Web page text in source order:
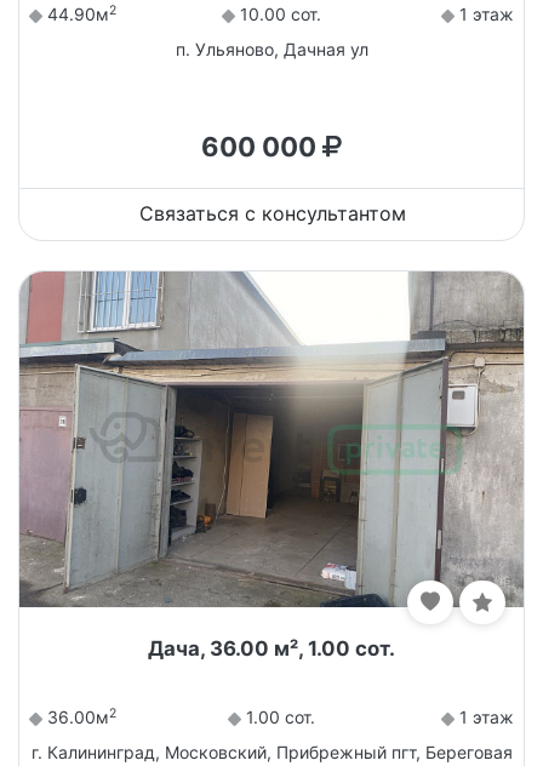
44.90м2 10.00 сот.
1 этаж
п. Ульяново, Дачная ул
600 000
Связаться с консультантом
Дача, 36.00 м², 1.00 сот.
36.00м2 1.00 сот.
1 этаж
г. Калининград, Московский, Прибрежный пгт, Береговая